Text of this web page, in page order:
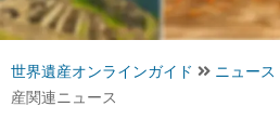
世界遺産オンラインガイド ニュース
産関連ニュース